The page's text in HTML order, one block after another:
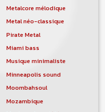
Metalcore mélodique
Metal néo-classique
Pirate Metal
Miami bass
Musique minimaliste
Minneapolis sound
Moombahsoul
Mozambique